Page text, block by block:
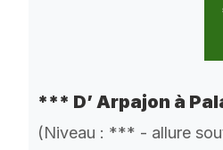
*** D’ Arpajon à
(Niveau : *** - allure